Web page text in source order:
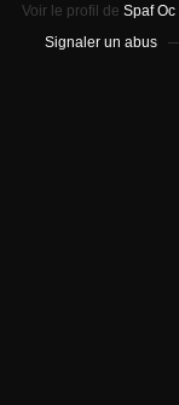
Voir le profil de Spaf Oc
Signaler un abus